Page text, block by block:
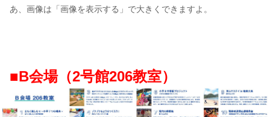
あ、画像は「画像を表示する」で大きくできますよ。
■B会場（2号館206教室）